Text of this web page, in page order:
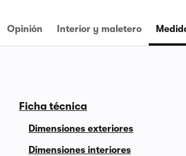
Opinión Interior y maletero
Ficha técnica
Dimensiones exteriores
Dimensiones interiores